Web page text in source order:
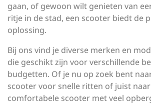
gaan, of gewoon wilt genieten van
ritje in de stad, een scooter biedt de
oplossing.
Bij ons vind je diverse merken en
die geschikt zijn voor verschillende
budgetten. Of je nu op zoek bent
scooter voor snelle ritten of juist
comfortabele scooter met veel